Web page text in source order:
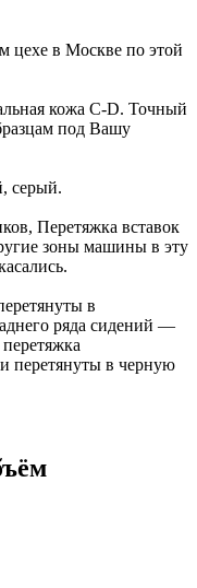
цехе в Москве по этой
кожа C-D. Точный
под Вашу
серый.
Перетяжка вставок
зоны машины в эту
в
ряда сидений —
перетянуты в черную